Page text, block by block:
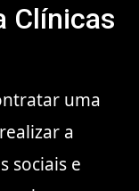
Clínicas
uma
a
sociais e